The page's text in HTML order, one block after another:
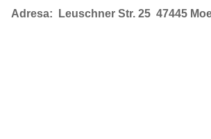
Adresa: Leuschner Str. 25 47445